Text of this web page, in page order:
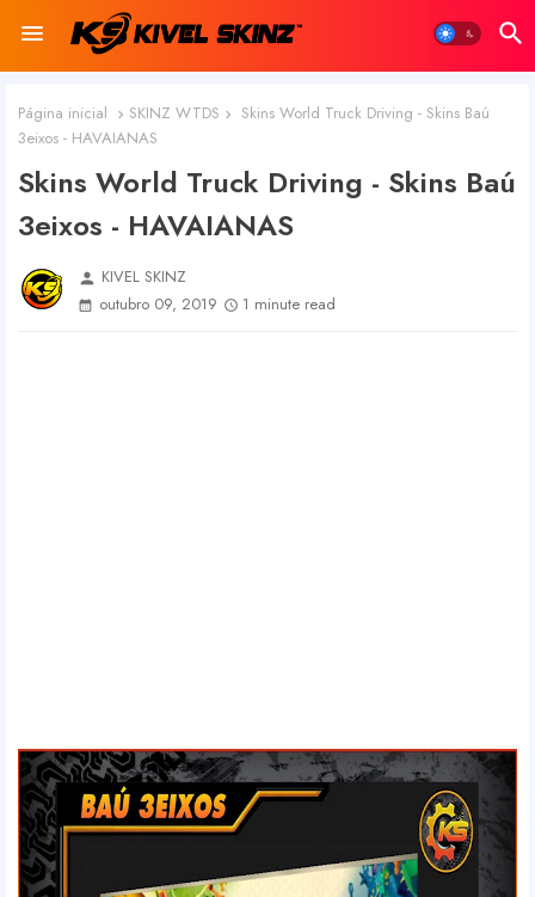
Página inicial SKINZ WTDS
Skins World Truck Driving - Skins Baú
3eixos - HAVAIANAS
Skins World Truck Driving - Skins Baú
3eixos - HAVAIANAS
person KIVEL SKINZ
outubro 09, 2019
1 minute read